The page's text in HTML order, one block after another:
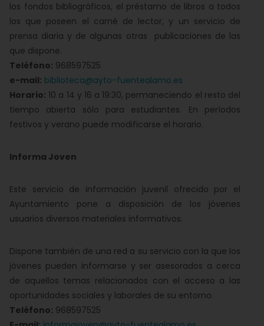
los fondos bibliográficos, el préstamo de libros a todos
los que poseen el carné de lector, y un servicio de
prensa diaria y de algunas otras publicaciones de las
que dispone.
Teléfono: 968597525
e-mail: biblioteca@ayto-fuentealamo.es
Horario: 10 a 14 y 16 a 19:30, permaneciendo el resto del
tiempo abierta sólo para estudiantes. En períodos
festivos y verano puede modificarse el horario.
Informa Joven
Este servicio de información juvenil ofrecido por el
Ayuntamiento pone a disposición de los jóvenes
usuarios diversos materiales informativos.
Dispone también de una red a su servicio con la que los
jóvenes pueden informarse y ser asesorados a cerca
de aquellos temas relacionados con el acceso a las
oportunidades sociales y laborales de su entorno.
Teléfono: 968597525